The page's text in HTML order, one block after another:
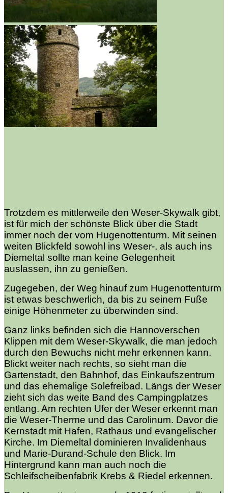
Trotzdem es mittlerweile den Weser-Skywalk gibt,
ist für mich der schönste Blick über die Stadt
immer noch der vom Hugenottenturm. Mit seinen
weiten Blickfeld sowohl ins Weser-, als auch ins
Diemeltal sollte man keine Gelegenheit
auslassen, ihn zu genießen.
Zugegeben, der Weg hinauf zum Hugenottenturm
ist etwas beschwerlich, da bis zu seinem Fuße
einige Höhenmeter zu überwinden sind.
Ganz links befinden sich die Hannoverschen
Klippen mit dem Weser-Skywalk, die man jedoch
durch den Bewuchs nicht mehr erkennen kann.
Blickt weiter nach rechts, so sieht man die
Gartenstadt, den Bahnhof, das Einkaufszentrum
und das ehemalige Solefreibad. Längs der Weser
zieht sich das weite Band des Campingplatzes
entlang. Am rechten Ufer der Weser erkennt man
die Weser-Therme und das Carolinum. Davor die
Kernstadt mit Hafen, Rathaus und evangelischer
Kirche. Im Diemeltal dominieren Invalidenhaus
und Marie-Durand-Schule den Blick. Im
Hintergrund kann man auch noch die
Schleifscheibenfabrik Krebs & Riedel erkennen.